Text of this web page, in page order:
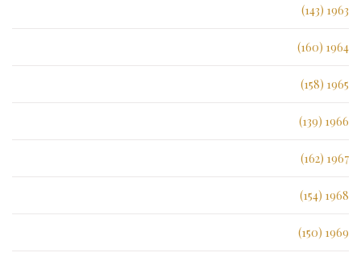
1963 (143)
1964 (160)
1965 (158)
1966 (139)
1967 (162)
1968 (154)
1969 (150)